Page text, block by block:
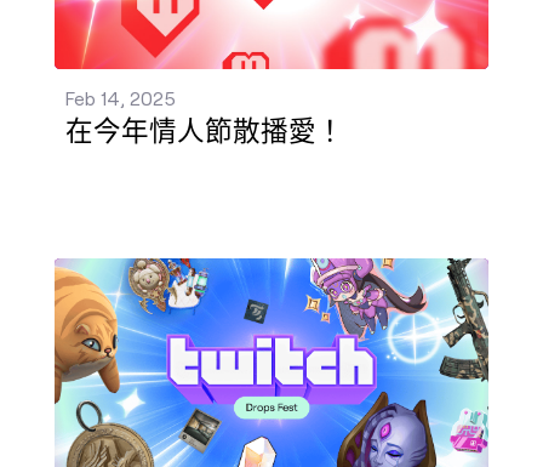
Feb 14, 2025
在今年情人節散播愛！
2025 年 Twitch 掉寶節！ 發佈 - Jan 20, 2025